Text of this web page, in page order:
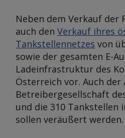
Neben dem Verkauf der
auch den Verkauf ihres
Tankstellennetzes von
sowie der gesamten E-
Ladeinfrastruktur des
Österreich vor. Auch der
Betreibergesellschaft
und die 310 Tankstellen
sollen veräußert werden.